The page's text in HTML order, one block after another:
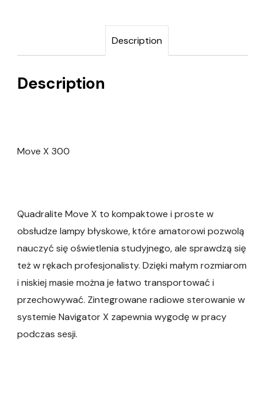
Description
Description
Move X 300
Quadralite Move X to kompaktowe i proste w
obsłudze lampy błyskowe, które amatorowi pozwolą
nauczyć się oświetlenia studyjnego, ale sprawdzą się
też w rękach profesjonalisty. Dzięki małym rozmiarom
i niskiej masie można je łatwo transportować i
przechowywać. Zintegrowane radiowe sterowanie w
systemie Navigator X zapewnia wygodę w pracy
podczas sesji.